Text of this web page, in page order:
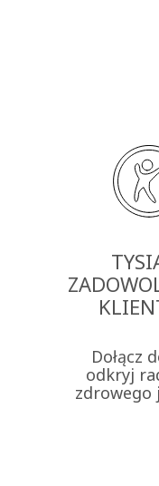
Dołącz
odkryj
zdrowego